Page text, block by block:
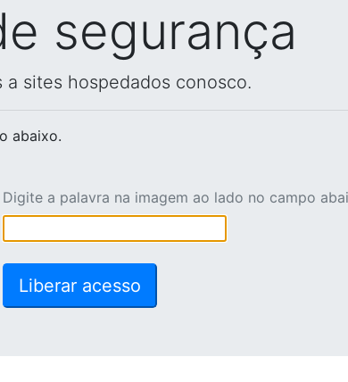
segurança
sites hospedados conosco.
abaixo.
Digite a palavra na imagem ao lado no campo